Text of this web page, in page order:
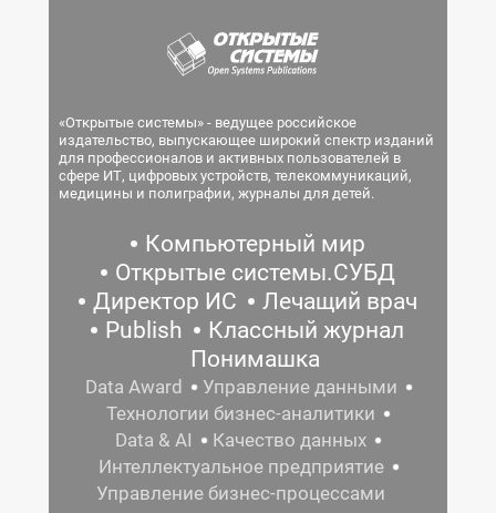
«Открытые системы» - ведущее российское
издательство, выпускающее широкий спектр изданий
для профессионалов и активных пользователей в
сфере ИТ, цифровых устройств, телекоммуникаций,
медицины и полиграфии, журналы для детей.
Компьютерный мир
Открытые системы.СУБД
Директор ИС
Лечащий врач
Publish
Классный журнал
Понимашка
Data Award
Управление данными
Технологии бизнес-аналитики
Data & AI
Качество данных
Интеллектуальное предприятие
Управление бизнес-процессами